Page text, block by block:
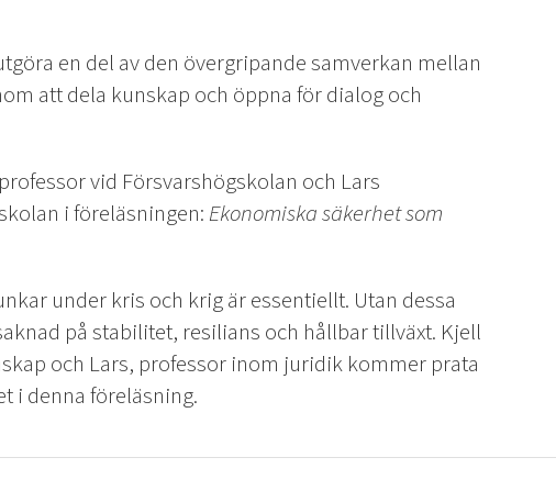
en del av den övergripande samverkan mellan
att dela kunskap och öppna för dialog och
vid Försvarshögskolan och Lars
i föreläsningen: Ekonomiska säkerhet som
under kris och krig är essentiellt. Utan dessa
på stabilitet, resilians och hållbar tillväxt. Kjell
och Lars, professor inom juridik kommer prata
i denna föreläsning.